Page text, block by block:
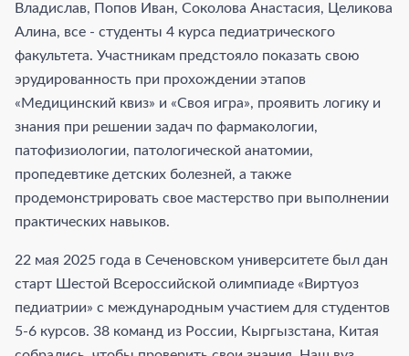
Владислав, Попов Иван, Соколова Анастасия, Целикова
Алина, все - студенты 4 курса педиатрического
факультета. Участникам предстояло показать свою
эрудированность при прохождении этапов
«Медицинский квиз» и «Своя игра», проявить логику и
знания при решении задач по фармакологии,
патофизиологии, патологической анатомии,
пропедевтике детских болезней, а также
продемонстрировать свое мастерство при выполнении
практических навыков.
22 мая 2025 года в Сеченовском университете был дан
старт Шестой Всероссийской олимпиаде «Виртуоз
педиатрии» с международным участием для студентов
5-6 курсов. 38 команд из России, Кыргызстана, Китая